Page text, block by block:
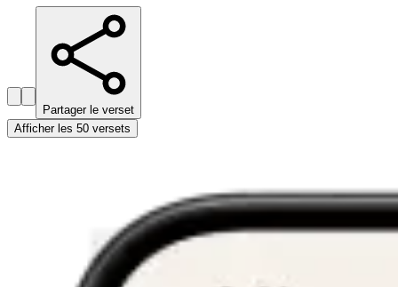
Partager le verset
Afficher les 50 versets